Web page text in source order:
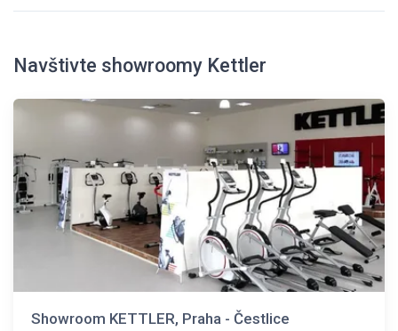
Navštivte showroomy Kettler
Showroom KETTLER, Praha - Čestlice